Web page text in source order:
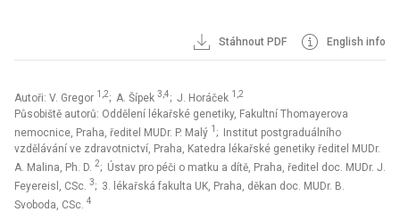
Stáhnout PDF English info
Autoři: V. Gregor 1,2; A. Šípek 3,4; J. Horáček 1,2
Působiště autorů: Oddělení lékařské genetiky, Fakultní Thomayerova
nemocnice, Praha, ředitel MUDr. P. Malý 1 ; Institut postgraduálního
vzdělávání ve zdravotnictví, Praha, Katedra lékařské genetiky ředitel MUDr.
A. Malina, Ph. D. 2; Ústav pro péči o matku a dítě, Praha, ředitel doc. MUDr. J.
Feyereisl, CSc. 3; 3. lékařská fakulta UK, Praha, děkan doc. MUDr. B.
Svoboda, CSc. 4